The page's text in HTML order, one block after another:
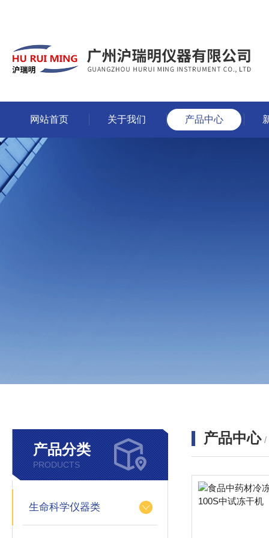
网站首页 关于我们 产品中心
产品分类
PRODUCTS
生命科学仪器类
产品中心 /